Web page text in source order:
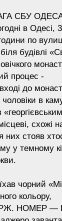
СБУ
в Одесі,
по
будівлі
процес -
до
чоловіки в
схожі
них стояв
у темному
чорний
кольору,
НОМЕР —